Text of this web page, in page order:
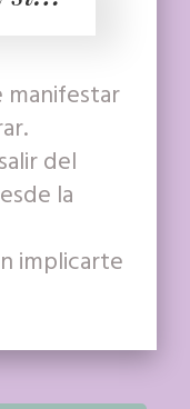
manifestar
del
la
implicarte